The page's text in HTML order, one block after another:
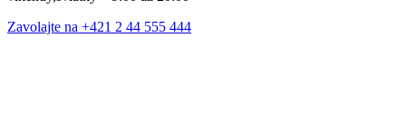
Zavolajte na +421 2 44 555 444